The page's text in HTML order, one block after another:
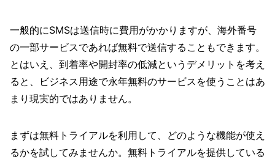
一般的にSMSは送信時に費用がかかりますが、海外番号
の一部サービスであれば無料で送信することもできます。
とはいえ、到着率や開封率の低減というデメリットを考え
ると、ビジネス用途で永年無料のサービスを使うことはあ
まり現実的ではありません。
まずは無料トライアルを利用して、どのような機能が使え
るかを試してみませんか。無料トライアルを提供している